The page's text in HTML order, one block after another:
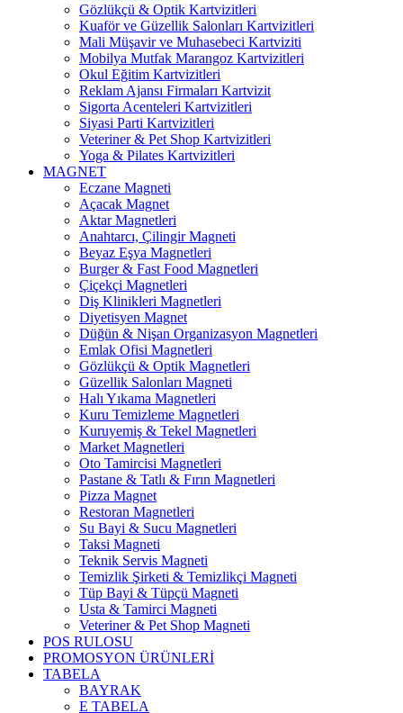
Gözlükçü & Optik Kartvizitleri
Kuaför ve Güzellik Salonları Kartvizitleri
Mali Müşavir ve Muhasebeci Kartviziti
Mobilya Mutfak Marangoz Kartvizitleri
Okul Eğitim Kartvizitleri
Reklam Ajansı Firmaları Kartvizit
Sigorta Acenteleri Kartvizitleri
Siyasi Parti Kartvizitleri
Veteriner & Pet Shop Kartvizitleri
Yoga & Pilates Kartvizitleri
MAGNET
Eczane Magneti
Açacak Magnet
Aktar Magnetleri
Anahtarcı, Çilingir Magneti
Beyaz Eşya Magnetleri
Burger & Fast Food Magnetleri
Çiçekçi Magnetleri
Diş Klinikleri Magnetleri
Diyetisyen Magnet
Düğün & Nişan Organizasyon Magnetleri
Emlak Ofisi Magnetleri
Gözlükçü & Optik Magnetleri
Güzellik Salonları Magneti
Halı Yıkama Magnetleri
Kuru Temizleme Magnetleri
Kuruyemiş & Tekel Magnetleri
Market Magnetleri
Oto Tamircisi Magnetleri
Pastane & Tatlı & Fırın Magnetleri
Pizza Magnet
Restoran Magnetleri
Su Bayi & Sucu Magnetleri
Taksi Magneti
Teknik Servis Magneti
Temizlik Şirketi & Temizlikçi Magneti
Tüp Bayi & Tüpçü Magneti
Usta & Tamirci Magneti
Veteriner & Pet Shop Magneti
POS RULOSU
PROMOSYON ÜRÜNLERİ
TABELA
BAYRAK
E TABELA